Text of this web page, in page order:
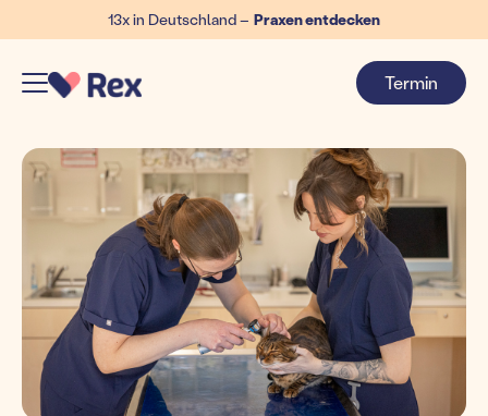
13x in Deutschland – Praxen entdecken
Termin